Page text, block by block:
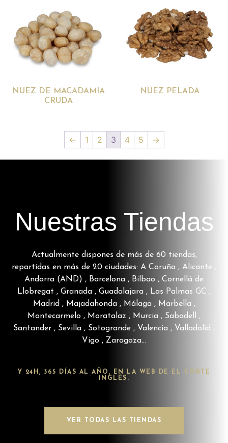
NUEZ DE MACADAMIA
CRUDA
NUEZ PELADA
← 1 2 3 4 5 →
Nuestras Tiendas
Actualmente dispones de más de 60 tiendas,
repartidas en más de 20 ciudades: A Coruña , Alicante ,
Andorra (AND) , Barcelona , Bilbao , Cornellá de
Llobregat , Granada , Guadalajara , Las Palmas GC ,
Madrid , Majadahonda , Málaga , Marbella ,
Montecarmelo , Moratalaz , Murcia , Sabadell ,
Santander , Sevilla , Sotogrande , Valencia , Valladolid ,
Vigo , Zaragoza…
Y 24H, 365 DÍAS AL AÑO, EN LA WEB DE EL CORTE
INGLÉS.
VER TODAS LAS TIENDAS